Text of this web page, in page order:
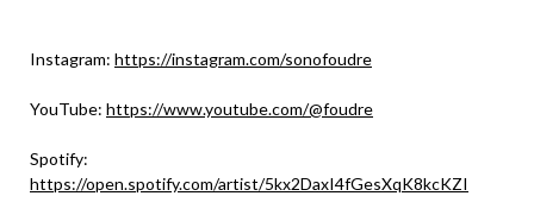
Instagram: https://instagram.com/sonofoudre
YouTube: https://www.youtube.com/@foudre
Spotify:
https://open.spotify.com/artist/5kx2DaxI4fGesXqK8kcKZI